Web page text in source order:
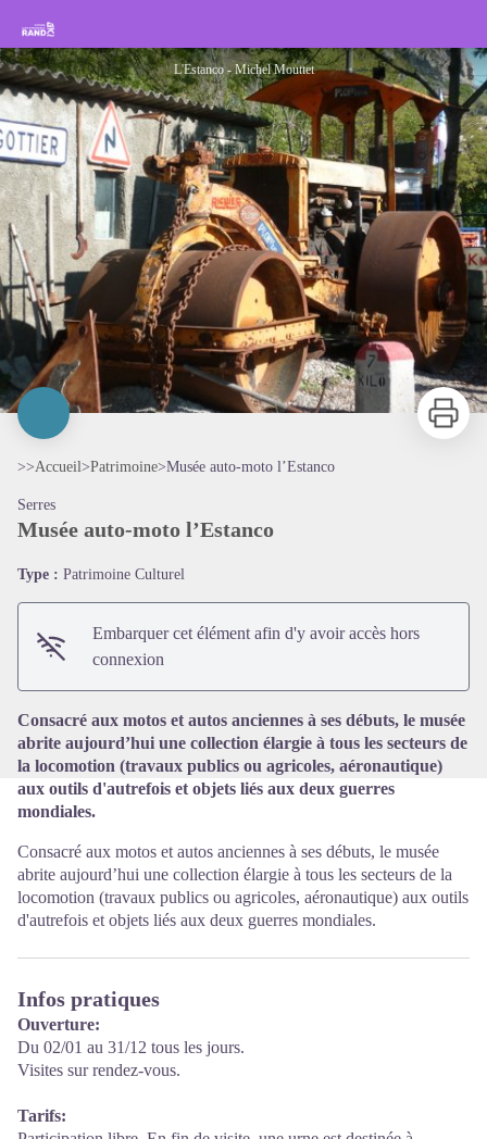
Rando Sisteron Buëch Baronnies Provençales
L'Estanco - Michel Mouttet
Voir l'image en plein écran
Imprimer
>>Accueil>Patrimoine>Musée auto-moto l’Estanco
Serres
Musée auto-moto l’Estanco
Type : Patrimoine Culturel
Embarquer cet élément afin d'y avoir accès hors
connexion
Consacré aux motos et autos anciennes à ses débuts, le musée
abrite aujourd’hui une collection élargie à tous les secteurs de
la locomotion (travaux publics ou agricoles, aéronautique)
aux outils d'autrefois et objets liés aux deux guerres
mondiales.
Consacré aux motos et autos anciennes à ses débuts, le musée
abrite aujourd’hui une collection élargie à tous les secteurs de la
locomotion (travaux publics ou agricoles, aéronautique) aux outils
d'autrefois et objets liés aux deux guerres mondiales.
Infos pratiques
Ouverture:
Du 02/01 au 31/12 tous les jours.
Visites sur rendez-vous.
Tarifs: